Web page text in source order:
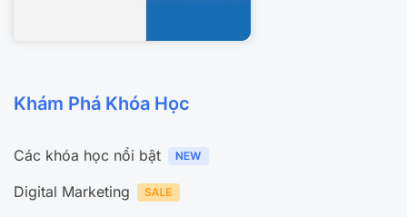
Khám Phá Khóa Học
Các khóa học nổi bật
Digital Marketing